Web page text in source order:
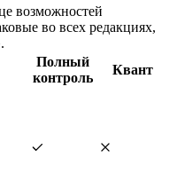
возможностей
во всех редакциях,
Полный
контроль
Квант